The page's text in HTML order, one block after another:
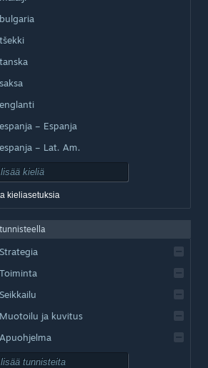
bulgaria
tšekki
tanska
saksa
englanti
espanja – Espanja
espanja – Lat. Am.
kieliasetuksia
Strategia
Toiminta
Seikkailu
Muotoilu ja kuvitus
Apuohjelma
Pelaa ilmaiseksi